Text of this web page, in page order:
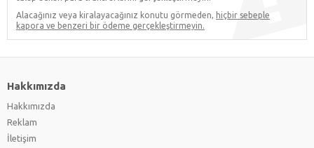
Alacağınız veya kiralayacağınız konutu görmeden, hiçbir sebeple
kapora ve benzeri bir ödeme gerçekleştirmeyin.
Hakkımızda
Hakkımızda
Reklam
İletişim